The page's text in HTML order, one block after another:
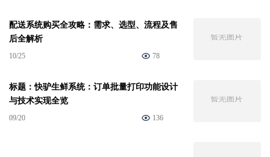
配送系统购买全攻略：需求、选型、流程及售
后全解析
10/25 78
标题：快驴生鲜系统：订单批量打印功能设计
与技术实现全览
09/20 136